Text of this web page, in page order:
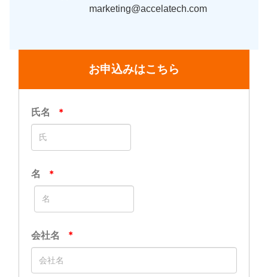
marketing@accelatech.com
お申込みはこちら